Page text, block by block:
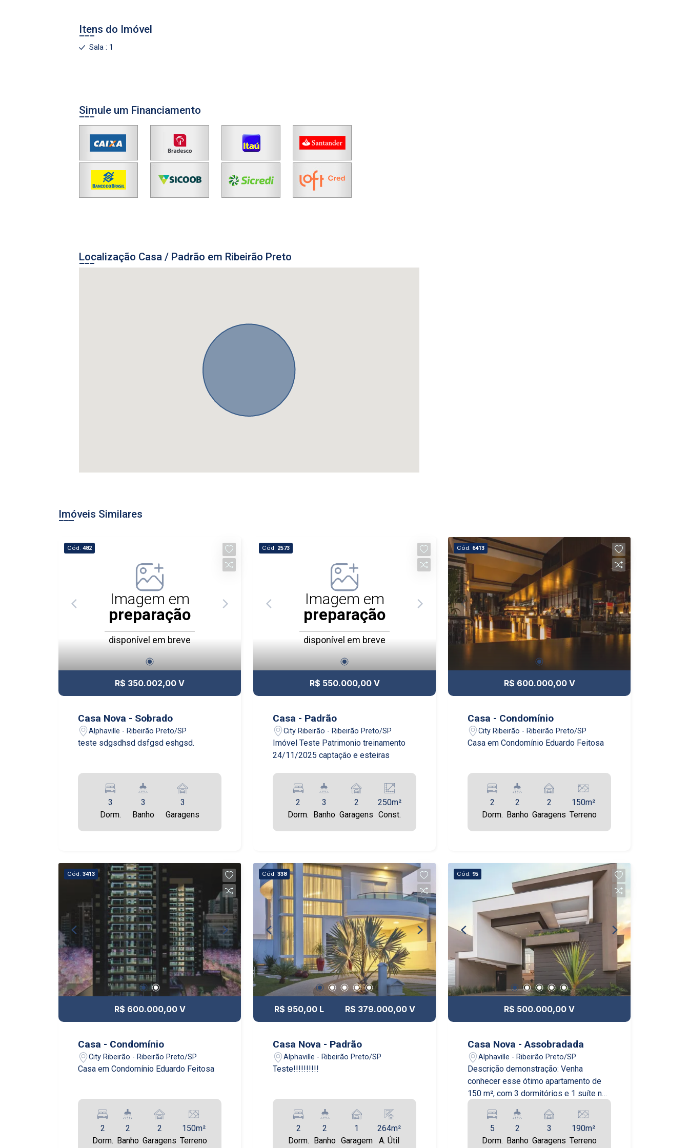
Itens do Imóvel
Sala : 1
Simule um Financiamento
Localização Casa / Padrão em Ribeirão Preto
Imóveis Similares
Cód. 482
Imagem em
preparação
disponível em breve
R$ 350.002,00 V
Casa Nova - Sobrado
Alphaville - Ribeirão Preto/SP
teste sdgsdhsd dsfgsd eshgsd.
3
Dorm.
3
Banho
3
Garagens
Cód. 2573
Imagem em
preparação
disponível em breve
R$ 550.000,00 V
Casa - Padrão
City Ribeirão - Ribeirão Preto/SP
Imóvel Teste Patrimonio treinamento
24/11/2025 captação e esteiras
2
Dorm.
3
Banho
2
Garagens
250m²
Const.
Cód. 6413
R$ 600.000,00 V
Casa - Condomínio
City Ribeirão - Ribeirão Preto/SP
Casa em Condomínio Eduardo Feitosa
2
Dorm.
2
Banho
2
Garagens
150m²
Terreno
Cód. 3413
R$ 600.000,00 V
Casa - Condomínio
City Ribeirão - Ribeirão Preto/SP
Casa em Condomínio Eduardo Feitosa
2
Dorm.
2
Banho
2
Garagens
150m²
Terreno
Cód. 338
R$ 950,00 L R$ 379.000,00 V
Casa Nova - Padrão
Alphaville - Ribeirão Preto/SP
Teste!!!!!!!!!!
2
Dorm.
2
Banho
1
Garagem
264m²
A. Útil
Cód. 95
R$ 500.000,00 V
Casa Nova - Assobradada
Alphaville - Ribeirão Preto/SP
Descrição demonstração: Venha
conhecer esse ótimo apartamento de
150 m², com 3 dormitórios e 1 suíte no
apartamento é novo e está em
excelente estado de conservação. O
imóvel já está mobiliado e fica no 13º
5
Dorm.
2
Banho
3
Garagens
190m²
Terreno